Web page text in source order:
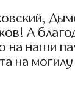
А
на наши
на